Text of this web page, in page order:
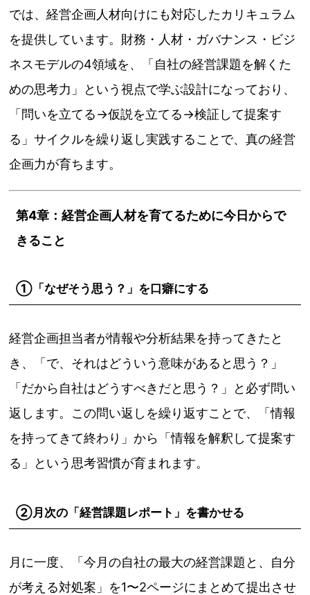
では、経営企画人材向けにも対応したカリキュラム
を提供しています。財務・人材・ガバナンス・ビジ
ネスモデルの4領域を、「自社の経営課題を解くた
めの思考力」という視点で学ぶ設計になっており、
「問いを立てる→仮説を立てる→検証して提案す
る」サイクルを繰り返し実践することで、真の経営
企画力が育ちます。
第4章：経営企画人材を育てるために今日からで
きること
①「なぜそう思う？」を口癖にする
経営企画担当者が情報や分析結果を持ってきたと
き、「で、それはどういう意味があると思う？」
「だから自社はどうすべきだと思う？」と必ず問い
返します。この問い返しを繰り返すことで、「情報
を持ってきて終わり」から「情報を解釈して提案す
る」という思考習慣が育まれます。
②月次の「経営課題レポート」を書かせる
月に一度、「今月の自社の最大の経営課題と、自分
が考える対処案」を1〜2ページにまとめて提出させ